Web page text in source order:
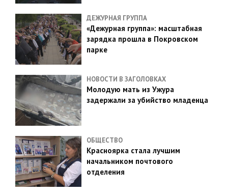
ДЕЖУРНАЯ ГРУППА
«Дежурная группа»: масштабная
зарядка прошла в Покровском
парке
НОВОСТИ В ЗАГОЛОВКАХ
Молодую мать из Ужура
задержали за убийство младенца
ОБЩЕСТВО
Красноярка стала лучшим
начальником почтового
отделения